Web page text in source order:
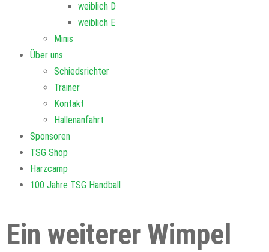
weiblich D
weiblich E
Minis
Über uns
Schiedsrichter
Trainer
Kontakt
Hallenanfahrt
Sponsoren
TSG Shop
Harzcamp
100 Jahre TSG Handball
Ein weiterer Wimpel